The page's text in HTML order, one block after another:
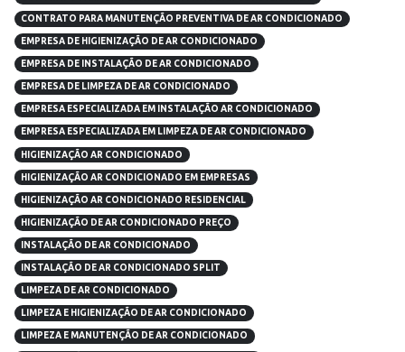
CONTRATO PARA MANUTENÇÃO PREVENTIVA DE AR CONDICIONADO
EMPRESA DE HIGIENIZAÇÃO DE AR CONDICIONADO
EMPRESA DE INSTALAÇÃO DE AR CONDICIONADO
EMPRESA DE LIMPEZA DE AR CONDICIONADO
EMPRESA ESPECIALIZADA EM INSTALAÇÃO AR CONDICIONADO
EMPRESA ESPECIALIZADA EM LIMPEZA DE AR CONDICIONADO
HIGIENIZAÇÃO AR CONDICIONADO
HIGIENIZAÇÃO AR CONDICIONADO EM EMPRESAS
HIGIENIZAÇÃO AR CONDICIONADO RESIDENCIAL
HIGIENIZAÇÃO DE AR CONDICIONADO PREÇO
INSTALAÇÃO DE AR CONDICIONADO
INSTALAÇÃO DE AR CONDICIONADO SPLIT
LIMPEZA DE AR CONDICIONADO
LIMPEZA E HIGIENIZAÇÃO DE AR CONDICIONADO
LIMPEZA E MANUTENÇÃO DE AR CONDICIONADO